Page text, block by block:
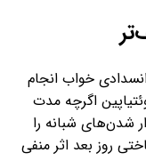
خواب انجام
اگرچه مدت
شدن‌های شبانه را
روز بعد اثر منفی